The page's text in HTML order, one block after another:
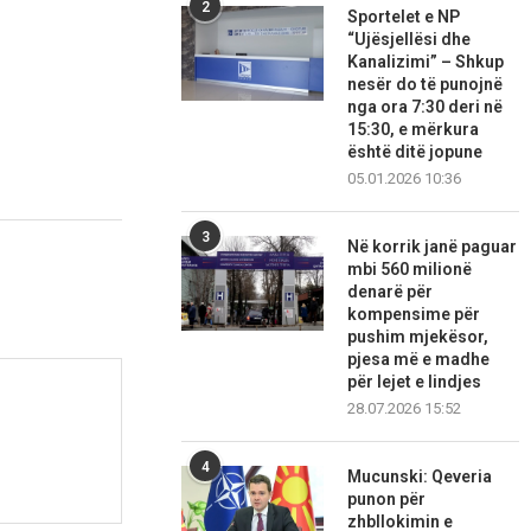
2
Sportelet e NP
“Ujësjellësi dhe
Kanalizimi” – Shkup
nesër do të punojnë
nga ora 7:30 deri në
15:30, e mërkura
është ditë jopune
05.01.2026 10:36
3
Në korrik janë paguar
mbi 560 milionë
denarë për
kompensime për
pushim mjekësor,
pjesa më e madhe
për lejet e lindjes
28.07.2026 15:52
4
Mucunski: Qeveria
punon për
zhbllokimin e